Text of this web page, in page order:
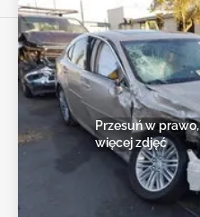
Przesuń w
więcej zdjęć